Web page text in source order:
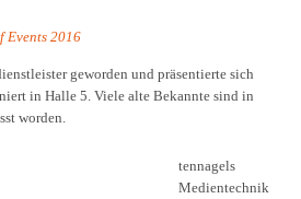
geworden und präsentierte sich
in Halle 5. Viele alte Bekannte sind in
worden.
tennagels
Medientechnik